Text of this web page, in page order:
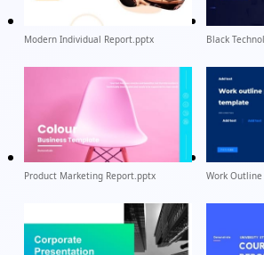
Modern Individual Report.pptx Black
Product Marketing Report.pptx Work